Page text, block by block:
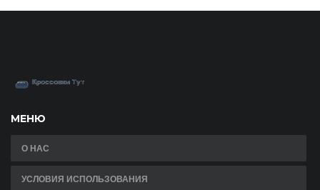
МЕНЮ
О НАС
УСЛОВИЯ ИСПОЛЬЗОВАНИЯ